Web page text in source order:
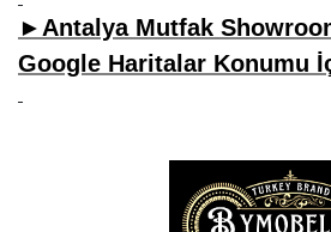
►Antalya Mutfak
Google Haritalar Konumu